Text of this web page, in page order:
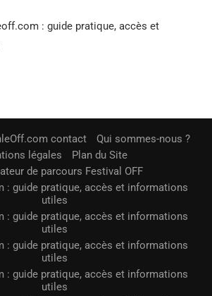
: guide pratique, accès et
contact
Qui sommes-nous ?
légales
Plan du Site
de parcours Festival OFF
: guide pratique, accès et informations
utiles
: guide pratique, accès et informations
utiles
: guide pratique, accès et informations
utiles
: guide pratique, accès et informations
utiles